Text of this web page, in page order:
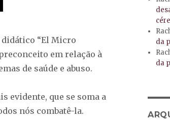
“El Micro
em relação à
de saúde e abuso.
evidente, que se soma a
nós combatê-la.
da
da